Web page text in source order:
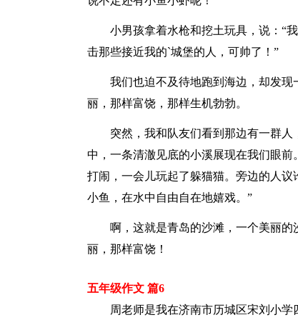
小男孩拿着水枪和挖土玩具，说：“我
击那些接近我的`城堡的人，可帅了！”
我们也迫不及待地跑到海边，却发现
丽，那样富饶，那样生机勃勃。
突然，我和队友们看到那边有一群人
中，一条清澈见底的小溪展现在我们眼
打闹，一会儿玩起了躲猫猫。旁边的人
小鱼，在水中自由自在地嬉戏。”
啊，这就是青岛的沙滩，一个美丽的
丽，那样富饶！
五年级作文 篇6
周老师是我在济南市历城区宋刘小学